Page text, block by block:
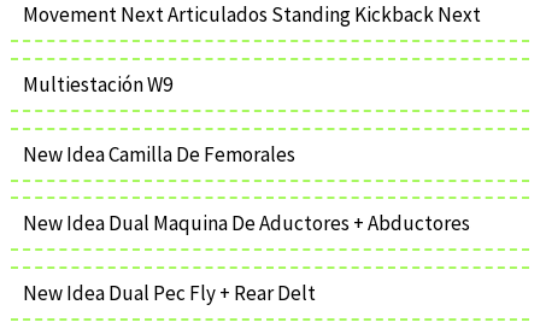
Movement Next Articulados Standing Kickback Next
Multiestación W9
New Idea Camilla De Femorales
New Idea Dual Maquina De Aductores + Abductores
New Idea Dual Pec Fly + Rear Delt